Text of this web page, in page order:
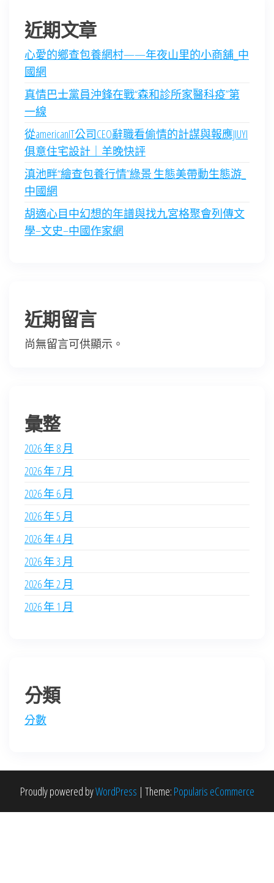
近期文章
心愛的鄉查包養網村——年夜山里的小商舖_中
國網
真情巴士黨員沖鋒在戰“森和診所家醫科疫”第
一線
從americanIT公司CEO辭職看偷情的計謀與報應JIUYI
俱意住宅設計｜羊晚快評
滇池畔“繪查包養行情”綠景 生態美帶動生態游_
中國網
胡適心目中幻想的年譜與找九宮格聚會列傳文
學–文史–中國作家網
近期留言
尚無留言可供顯示。
彙整
2026 年 8 月
2026 年 7 月
2026 年 6 月
2026 年 5 月
2026 年 4 月
2026 年 3 月
2026 年 2 月
2026 年 1 月
分類
分數
Proudly powered byWordPress | Theme: Popularis eCommerce